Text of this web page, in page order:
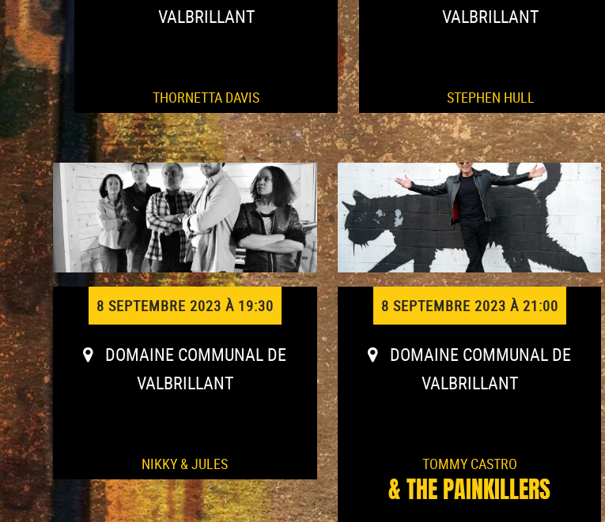
VALBRILLANT
THORNETTA DAVIS
VALBRILLANT
STEPHEN HULL
8 SEPTEMBRE 2023 À 19:30
DOMAINE COMMUNAL DE
VALBRILLANT
NIKKY & JULES
8 SEPTEMBRE 2023 À 21:00
DOMAINE COMMUNAL DE
VALBRILLANT
TOMMY CASTRO
& THE PAINKILLERS